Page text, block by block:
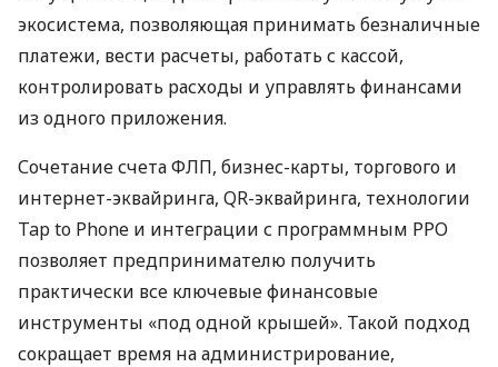
экосистема, позволяющая принимать безналичные
платежи, вести расчеты, работать с кассой,
контролировать расходы и управлять финансами
из одного приложения.
Сочетание счета ФЛП, бизнес-карты, торгового и
интернет-эквайринга, QR-эквайринга, технологии
Tap to Phone и интеграции с программным РРО
позволяет предпринимателю получить
практически все ключевые финансовые
инструменты «под одной крышей». Такой подход
сокращает время на администрирование,